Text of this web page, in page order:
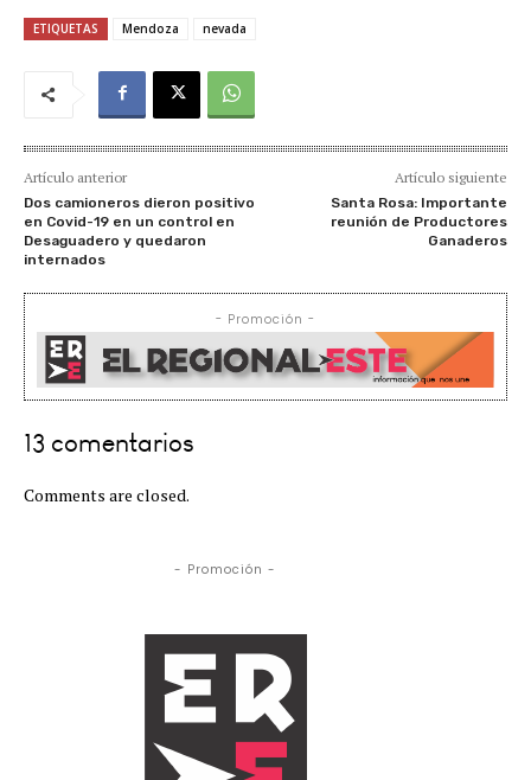
ETIQUETAS Mendoza nevada
Artículo anterior
Dos camioneros dieron positivo
en Covid-19 en un control en
Desaguadero y quedaron
internados
Artículo siguiente
Santa Rosa: Importante
reunión de Productores
Ganaderos
- Promoción -
13 comentarios
Comments are closed.
- Promoción -